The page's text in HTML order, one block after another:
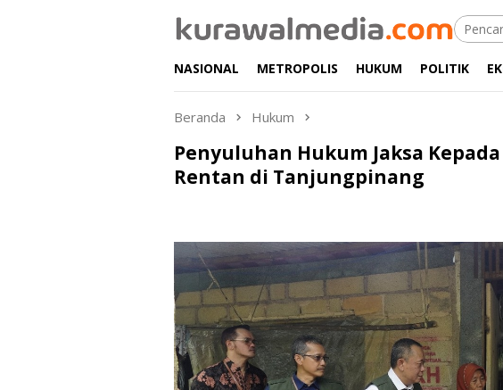
NASIONAL METROPOLIS HUKUM POLITIK
Beranda Hukum
Penyuluhan Hukum Jaksa
Rentan di Tanjungpinang